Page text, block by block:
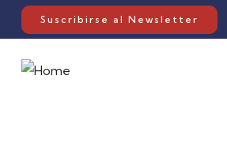
Suscribirse al Newsletter